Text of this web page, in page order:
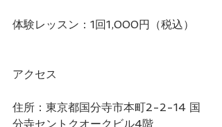
体験レッスン：1回1,000円（税込）
アクセス
住所：東京都国分寺市本町2-2-14 国
分寺セントクオークビル4階